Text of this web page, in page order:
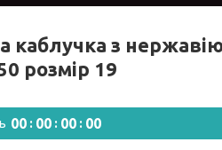
каблучка з
розмір 19
00 00 00 00